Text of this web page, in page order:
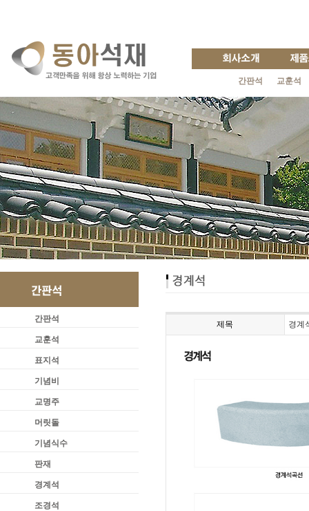
간판석 교훈석
간판석
교훈석
표지석
기념비
교명주
머릿돌
기념식수
판재
경계석
조경석
제목 경계